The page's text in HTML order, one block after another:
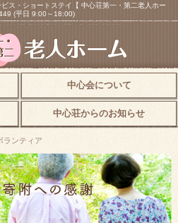
ス・ショートステイ【 中心荘第一・第二老人ホー
(平日 9:00～18:00)
中心会について
中心荘からのお知らせ
ランティア